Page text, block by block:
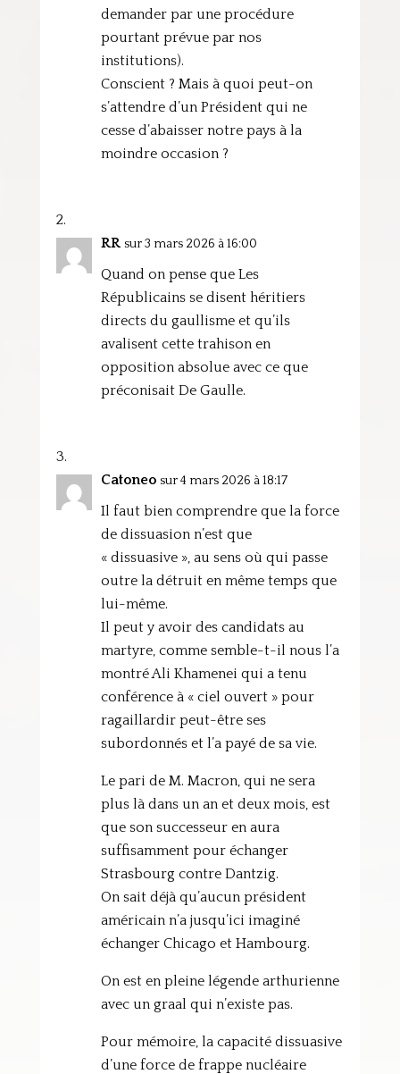
demander par une procédure
pourtant prévue par nos
institutions).
Conscient ? Mais à quoi peut-on
s’attendre d’un Président qui ne
cesse d’abaisser notre pays à la
moindre occasion ?
RR sur 3 mars 2026 à 16:00
Quand on pense que Les
Républicains se disent héritiers
directs du gaullisme et qu’ils
avalisent cette trahison en
opposition absolue avec ce que
préconisait De Gaulle.
Catoneo sur 4 mars 2026 à 18:17
Il faut bien comprendre que la force
de dissuasion n’est que
« dissuasive », au sens où qui passe
outre la détruit en même temps que
lui-même.
Il peut y avoir des candidats au
martyre, comme semble-t-il nous l’a
montré Ali Khamenei qui a tenu
conférence à « ciel ouvert » pour
ragaillardir peut-être ses
subordonnés et l’a payé de sa vie.
Le pari de M. Macron, qui ne sera
plus là dans un an et deux mois, est
que son successeur en aura
suffisamment pour échanger
Strasbourg contre Dantzig.
On sait déjà qu’aucun président
américain n’a jusqu’ici imaginé
échanger Chicago et Hambourg.
On est en pleine légende arthurienne
avec un graal qui n’existe pas.
Pour mémoire, la capacité dissuasive
d’une force de frappe nucléaire